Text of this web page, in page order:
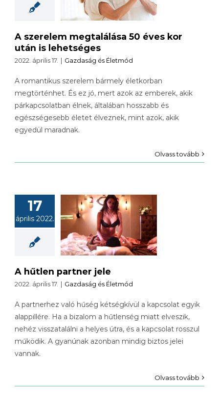
A szerelem megtalálása 50 éves kor
után is lehetséges
2022. április 17. | Gazdaság és Életmód
A romantikus szerelem bármely életkorban
megtörténhet. És ez jó, mert azok az emberek, akik
párkapcsolatban élnek, általában hosszabb és
egészségesebb életet élveznek, mint azok, akik
egyedül maradnak.
Olvass tovább
17
április 2022.
partner
A hűtlen partner jele
2022. április 17. | Gazdaság és Életmód
A partnerhez való hűség kétségkívül a kapcsolat egyik
alappillére. Ha a bizalom a hűtlenség miatt elveszik,
nehéz visszatalálni a helyes útra, és a kapcsolat rosszul
működik. A gyanúnak azonban mindig biztos jelei
vannak.
Olvass tovább